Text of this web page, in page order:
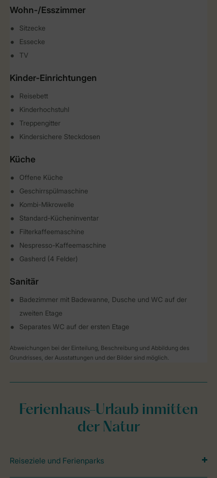
Wohn-/Esszimmer
Sitzecke
Essecke
TV
Kinder-Einrichtungen
Reisebett
Kinderhochstuhl
Treppengitter
Kindersichere Steckdosen
Küche
Offene Küche
Geschirrspülmaschine
Kombi-Mikrowelle
Standard-Kücheninventar
Filterkaffeemaschine
Nespresso-Kaffeemaschine
Gasherd (4 Felder)
Sanitär
Badezimmer mit Badewanne, Dusche und WC auf der
zweiten Etage
Separates WC auf der ersten Etage
Abweichungen bei der Einteilung, Beschreibung und Abbildung des
Grundrisses, der Ausstattungen und der Bilder sind möglich.
Ferienhaus-Urlaub inmitten
der Natur
Reiseziele und Ferienparks